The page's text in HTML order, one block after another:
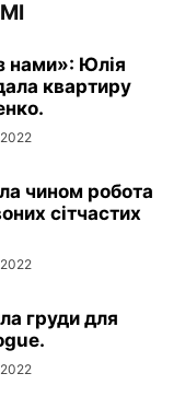
нами»: Юлія
квартиру
чином робота
сітчастих
груди для